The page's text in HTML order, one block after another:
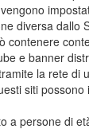
diversa dallo
contenere
e banner
la rete di
siti
a persone di